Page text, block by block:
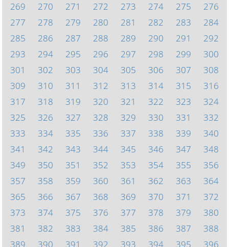
269
270 271 272 273 274 275
276
277
278 279 280 281 282 283
284
285
286 287 288 289 290 291
292
293
294 295 296 297 298 299
300
301
302 303 304 305 306 307
308
309
310 311 312 313 314 315
316
317
318 319 320 321 322 323
324
325
326 327 328 329 330 331
332
333
334 335 336 337 338 339
340
341
342 343 344 345 346 347
348
349
350 351 352 353 354 355
356
357
358 359 360 361 362 363
364
365
366 367 368 369 370 371
372
373
374 375 376 377 378 379
380
381
382 383 384 385 386 387
388
389
390 391 392 393 394 395 396